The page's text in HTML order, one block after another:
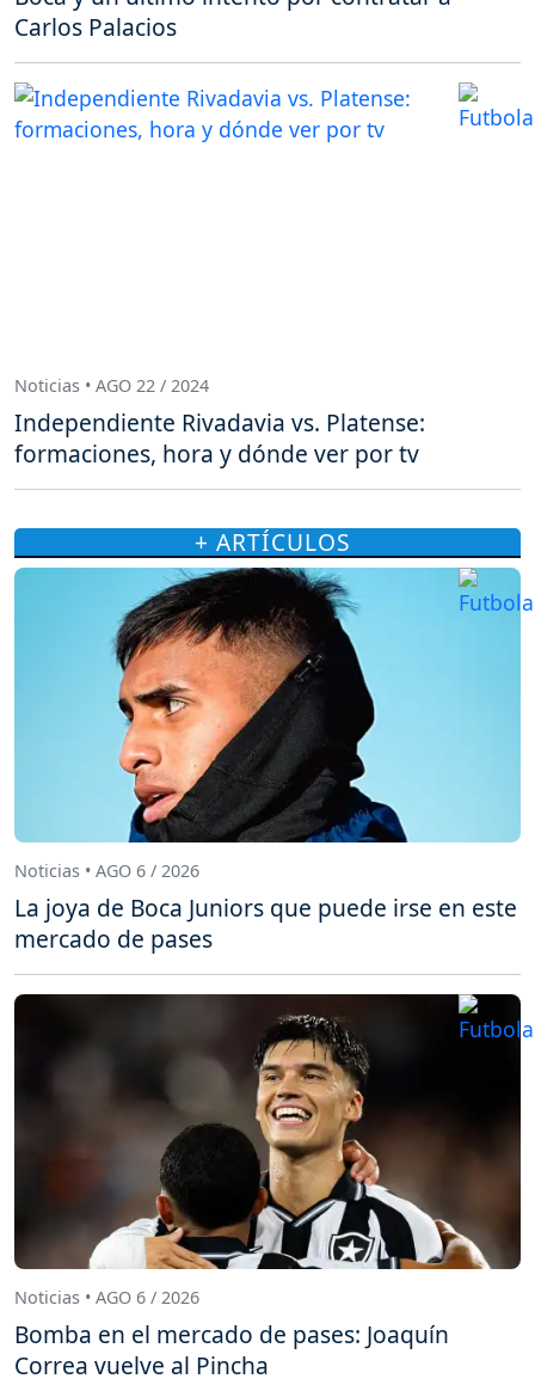
Carlos Palacios
Noticias • AGO 22 / 2024
Independiente Rivadavia vs. Platense:
formaciones, hora y dónde ver por tv
+ ARTÍCULOS
Noticias • AGO 6 / 2026
La joya de Boca Juniors que puede irse en este
mercado de pases
Noticias • AGO 6 / 2026
Bomba en el mercado de pases: Joaquín
Correa vuelve al Pincha